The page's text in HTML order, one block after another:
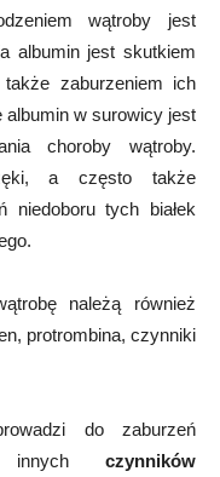
wątroby jest
albumin jest skutkiem
zaburzeniem ich
w surowicy jest
choroby wątroby.
a często także
niedoboru tych białek
należą również
protrombina, czynniki
do zaburzeń
czynników